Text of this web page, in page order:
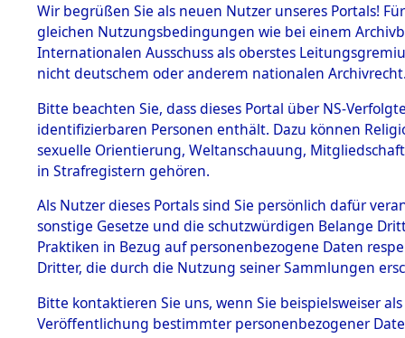
BESTÄNDE
1.
Inhaftierungsdoku
mente
1.2.9 Beim ITS
verwahrte
1.2.9.1
Effekten aus
dem KZ
Dachau
Effekten aus
dem KZ
Dachau,
106Akten
DOKUMENTE
Treffer pro Seite:
Wir begrüßen Sie als neuen Nutzer unseres Portals!
gleichen Nutzungsbedingungen wie bei einem
Internationalen Ausschuss als oberstes
nicht deutschem oder anderem nationalen
Bitte beachten Sie, dass dieses Portal über NS-
identifizierbaren Personen enthält. Dazu können
sexuelle Orientierung, Weltanschauung,
in Strafregistern gehören.
Als Nutzer dieses Portals sind Sie persönlich dafür
sonstige Gesetze und die schutzwürdigen Belange
Praktiken in Bezug auf personenbezogene Daten
Dritter, die durch die Nutzung seiner Sammlungen
Bitte kontaktieren Sie uns, wenn Sie beispielsweiser
Veröffentlichung bestimmter personenbezogener